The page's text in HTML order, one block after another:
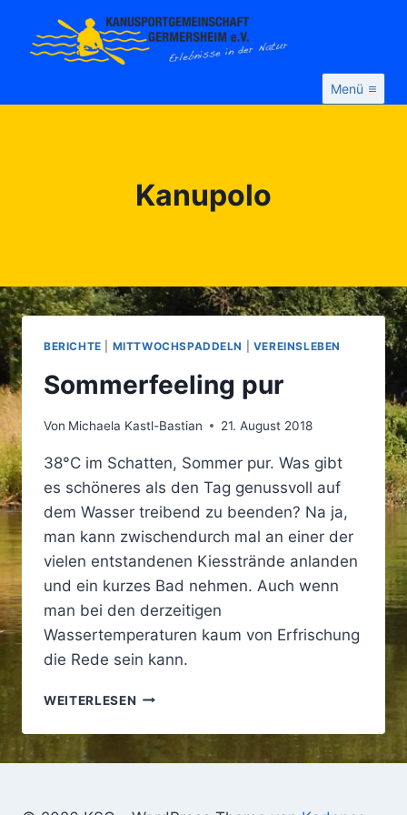
Inhalt
springen
Menü
Kanupolo
BERICHTE MITTWOCHSPADDELN VEREINSLEBEN
Sommerfeeling pur
Von Michaela Kastl-Bastian 21. August 2018
38°C im Schatten, Sommer pur. Was gibt
es schöneres als den Tag genussvoll auf
dem Wasser treibend zu beenden? Na ja,
man kann zwischendurch mal an einer der
vielen entstandenen Kiesstrände anlanden
und ein kurzes Bad nehmen. Auch wenn
man bei den derzeitigen
Wassertemperaturen kaum von Erfrischung
die Rede sein kann.
WEITERLESEN SOMMERFEELING